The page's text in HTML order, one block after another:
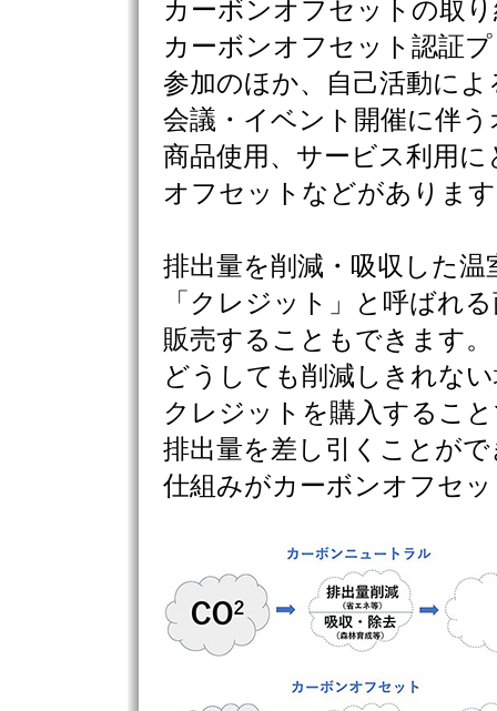
カーボンオフセットの取
カーボンオフセット認証
参加のほか、自己活動に
会議・イベント開催に伴
商品使用、サービス利用に
オフセットなどがありま
排出量を削減・吸収した温
「クレジット」と呼ばれ
販売することもできます。
どうしても削減しきれな
クレジットを購入するこ
排出量を差し引くことが
仕組みがカーボンオフセ